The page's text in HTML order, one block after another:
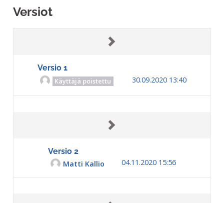
Versiot
Versio 1
Käyttäjä poistettu 30.09.2020 13:40
Versio 2
Matti Kallio
04.11.2020 15:56